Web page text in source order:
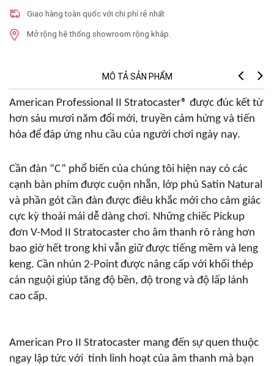
Giao hàng toàn quốc với chi phí rẻ nhất
Mở rộng hệ thống showroom rộng khắp.
MÔ TẢ SẢN PHẨM
American Professional II Stratocaster® được đúc kết từ
hơn sáu mươi năm đổi mới, truyền cảm hứng và tiến
hóa để đáp ứng nhu cầu của người chơi ngày nay.
Cần đàn “C” phổ biến của chúng tôi hiện nay có các
cạnh bàn phím được cuộn nhẵn, lớp phủ Satin Natural
và phần gót cần đàn được điêu khắc mới cho cảm giác
cực kỳ thoải mái dễ dàng chơi. Những chiếc Pickup
đơn V-Mod II Stratocaster cho âm thanh rõ ràng hơn
bao giờ hết trong khi vẫn giữ được tiếng mềm và leng
keng. Cần nhún 2-Point được nâng cấp với khối thép
cán nguội giúp tăng độ bền, độ trong và độ lấp lánh
cao cấp.
American Pro II Stratocaster mang đến sự quen thuộc
ngay lập tức với tính linh hoạt của âm thanh mà bạn